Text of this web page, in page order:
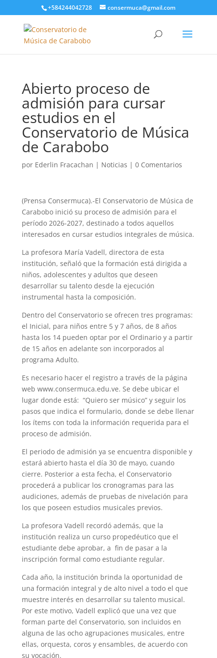
+584244042728 consermuca@gmail.com
Abierto proceso de
admisión para cursar
estudios en el
Conservatorio de Música
de Carabobo
por Ederlin Fracachan | Noticias | 0 Comentarios
(Prensa Consermuca).-El Conservatorio de Música de
Carabobo inició su proceso de admisión para el
período 2026-2027, destinado a todos aquellos
interesados en cursar estudios integrales de música.
La profesora María Vadell, directora de esta
institución, señaló que la formación está dirigida a
niños, adolescentes y adultos que deseen
desarrollar su talento desde la ejecución
instrumental hasta la composición.
Dentro del Conservatorio se ofrecen tres programas:
el Inicial, para niños entre 5 y 7 años, de 8 años
hasta los 14 pueden optar por el Ordinario y a partir
de 15 años en adelante son incorporados al
programa Adulto.
Es necesario hacer el registro a través de la página
web www.consermuca.edu.ve. Se debe ubicar el
lugar donde está: “Quiero ser músico” y seguir los
pasos que indica el formulario, donde se debe llenar
los ítems con toda la información requerida para el
proceso de admisión.
El periodo de admisión ya se encuentra disponible y
estará abierto hasta el día 30 de mayo, cuando
cierre. Posterior a esta fecha, el Conservatorio
procederá a publicar los cronogramas para las
audiciones, además de pruebas de nivelación para
los que poseen estudios musicales previos.
La profesora Vadell recordó además, que la
institución realiza un curso propedéutico que el
estudiante debe aprobar, a fin de pasar a la
inscripción formal como estudiante regular.
Cada año, la institución brinda la oportunidad de
una formación integral y de alto nivel a todo el que
muestre interés en desarrollar su talento musical.
Por este motivo, Vadell explicó que una vez que
forman parte del Conservatorio, son incluidos en
alguna de las ocho agrupaciones musicales, entre
ellas, orquesta, coros y ensambles, de acuerdo con
su vocación.